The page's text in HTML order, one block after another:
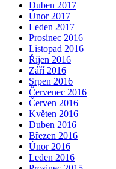
Duben 2017
Únor 2017
Leden 2017
Prosinec 2016
Listopad 2016
Říjen 2016
Září 2016
Srpen 2016
Červenec 2016
Červen 2016
Květen 2016
Duben 2016
Březen 2016
Únor 2016
Leden 2016